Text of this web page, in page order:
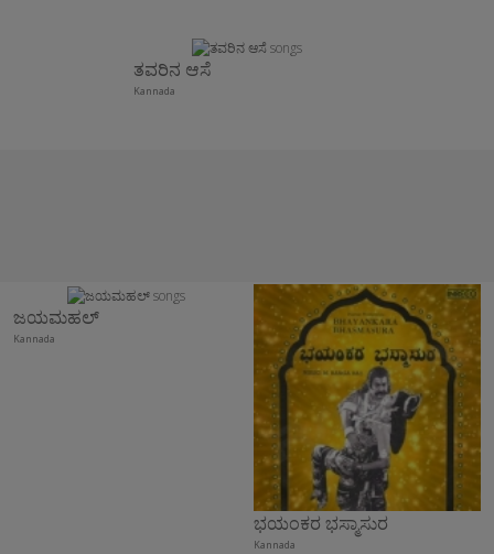
ತವರಿನ ಆಸೆ
Kannada
ಜಯಮಹಲ್
Kannada
ಭಯಂಕರ ಭಸ್ಮಾಸುರ
Kannada